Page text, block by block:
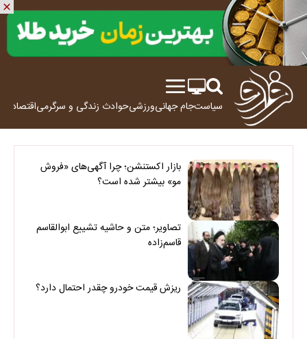
سیاستجام جهانیورزشیحوادث زندگی و سرگرمیاقتصاد
بازار اکستنشن؛ چرا آگهی‌های «فروش
مو» بیشتر شده است؟
تصاویر؛ متن و حاشیه تشییع ابوالقاسم
قاسم‌زاده
ریزش قیمت خودرو چقدر احتمال دارد؟